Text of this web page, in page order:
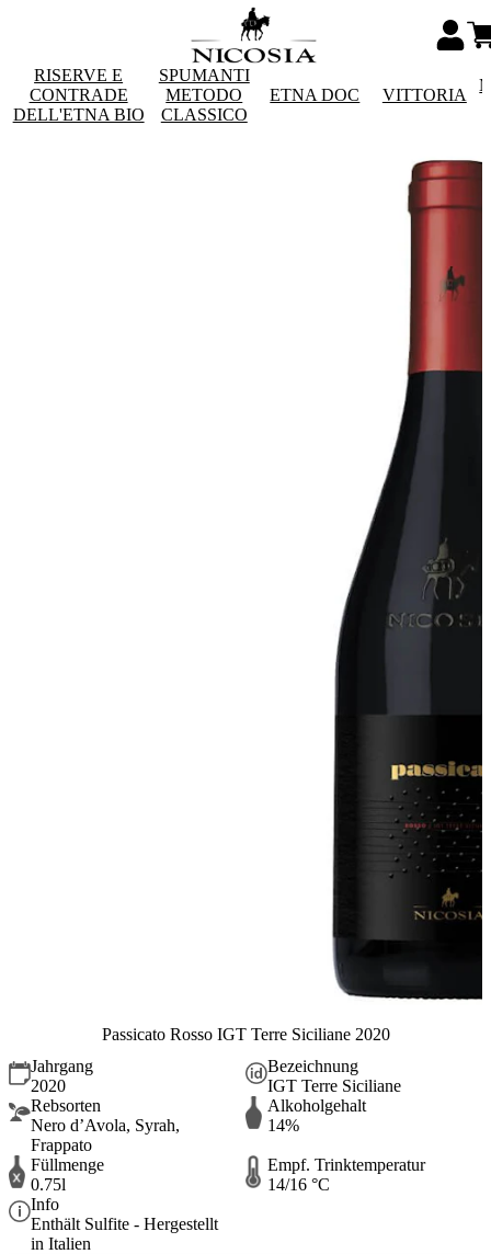
RISERVE E
CONTRADE
DELL'ETNA BIO
SPUMANTI
METODO
CLASSICO
ETNA DOC VITTORIA
Passicato Rosso IGT Terre Siciliane 2020
Jahrgang
2020
Bezeichnung
IGT Terre Siciliane
Rebsorten
Nero d’Avola, Syrah,
Frappato
Alkoholgehalt
14%
Füllmenge
0.75l
Empf. Trinktemperatur
14/16 °C
Info
Enthält Sulfite - Hergestellt
in Italien